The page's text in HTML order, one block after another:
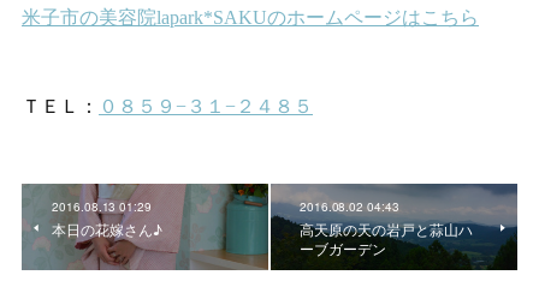
2016.08.13 01:29
本日の花嫁さん♪
2016.08.02 04:43
高天原の天の岩戸と蒜山ハ
ーブガーデン